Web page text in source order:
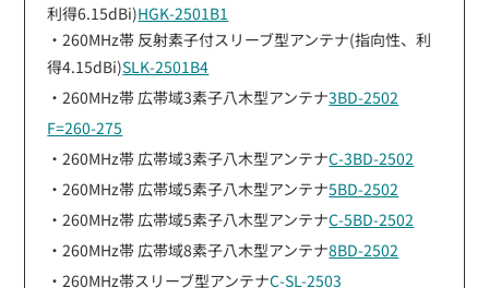
利得6.15dBi)HGK-2501B1
・260MHz帯 反射素子付スリーブ型アンテナ(指向性、利
得4.15dBi)SLK-2501B4
・260MHz帯 広帯域3素子八木型アンテナ3BD-2502
F=260-275
・260MHz帯 広帯域3素子八木型アンテナC-3BD-2502
・260MHz帯 広帯域5素子八木型アンテナ5BD-2502
・260MHz帯 広帯域5素子八木型アンテナC-5BD-2502
・260MHz帯 広帯域8素子八木型アンテナ8BD-2502
・260MHz帯スリーブ型アンテナC-SL-2503